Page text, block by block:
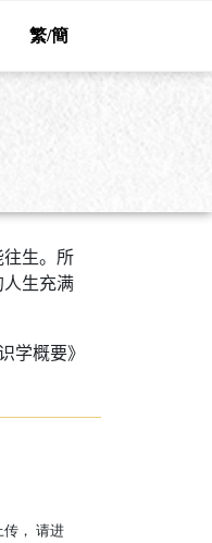
繁/簡
往生。所
人生充满
概要》
传， 请进